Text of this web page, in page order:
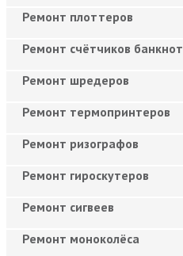
Ремонт плоттеров
Ремонт счётчиков банкнот
Ремонт шредеров
Ремонт термопринтеров
Ремонт ризографов
Ремонт гироскутеров
Ремонт сигвеев
Ремонт моноколёса